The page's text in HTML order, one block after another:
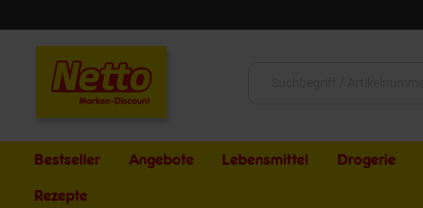
Bestseller Angebote Lebensmittel Drogerie
Rezepte